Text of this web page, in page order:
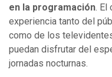
en la programación. El
experiencia tanto del
como de los
puedan disfrutar del
jornadas nocturnas.